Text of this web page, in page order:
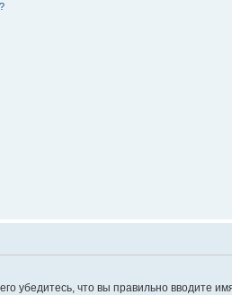
убедитесь, что вы правильно вводите